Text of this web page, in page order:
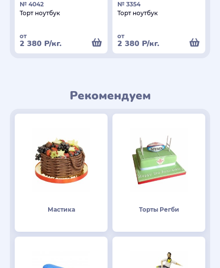
№ 4042
Торт ноутбук
от
2 380 Р/кг.
№ 3354
Торт ноутбук
от
2 380 Р/кг.
Рекомендуем
Мастика Торты Регби